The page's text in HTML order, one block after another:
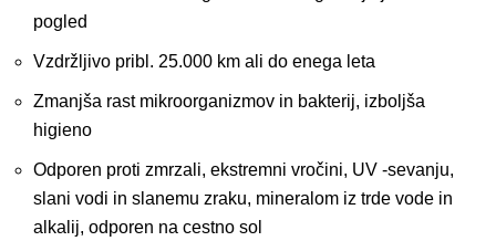
pogled
Vzdržljivo pribl. 25.000 km ali do enega leta
Zmanjša rast mikroorganizmov in bakterij, izboljša
higieno
Odporen proti zmrzali, ekstremni vročini, UV -sevanju,
slani vodi in slanemu zraku, mineralom iz trde vode in
alkalij, odporen na cestno sol